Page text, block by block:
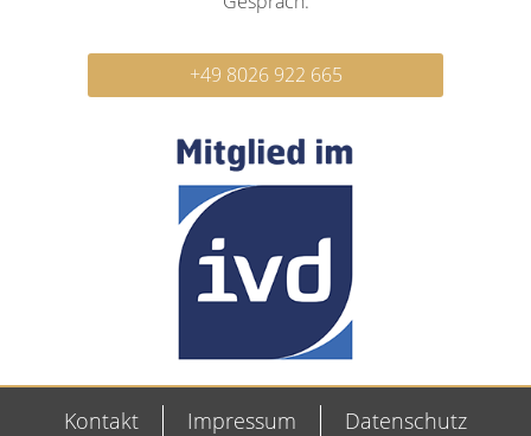
+49 8026 922 665
Kontakt Impressum Datenschutz